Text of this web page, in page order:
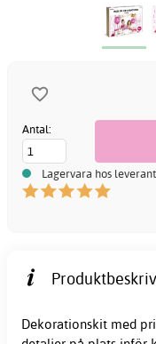
Antal:
Lagervara hos
Dekorationskit med